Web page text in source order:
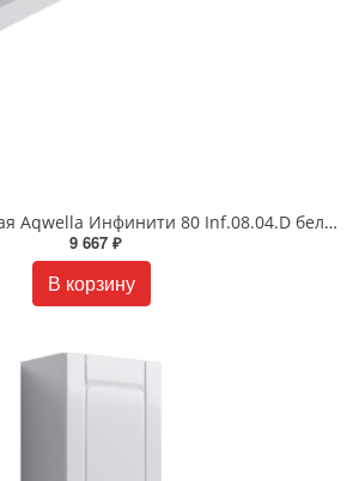
Раковина мебельная Aqwella Инфинити 80 Inf.08.04.D белая
9 667 ₽
В корзину